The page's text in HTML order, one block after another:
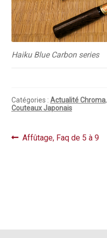
Haiku Blue Carbon series
Catégories : Actualité Chroma,
Couteaux Japonais
Navigation
Article
Affûtage, Faq de 5 à 9